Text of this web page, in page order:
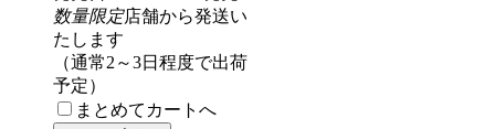
場面写ブロマイド12枚セット